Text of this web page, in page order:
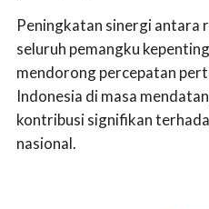
Peningkatan sinergi antara
seluruh pemangku
mendorong percepatan
Indonesia di masa
kontribusi signifikan
nasional.